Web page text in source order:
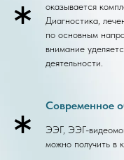
оказывается
Диагностика,
по основным
внимание
деятельности.
Современное
ЭЭГ, ЭЭГ-
можно получить в